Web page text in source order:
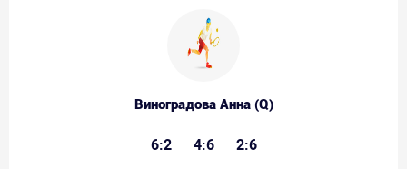
Виноградова Анна (Q)
6:2 4:6 2:6